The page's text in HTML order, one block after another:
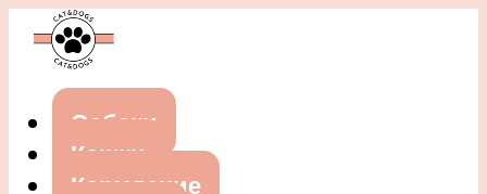
Собаки
Кошки
Кормление